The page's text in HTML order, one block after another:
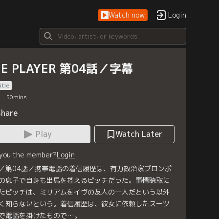
Watch now Login
PLAYER 第04話／字幕
50mins
Play
Watch Later
the member?Login
第04話／携帯電話の着信履歴は、有力政治家プロンポ
息子で自身も出馬を控えるピッチだった。事情聴取に
ピッチは、ミリアムをイヴの友人の一人だという以外
知らないという。着信履歴は、彼女に依頼したスーツ
電話を掛けたもので…。